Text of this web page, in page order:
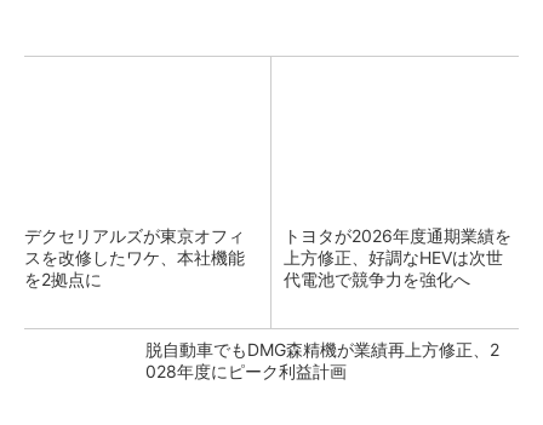
デクセリアルズが東京オフィ
スを改修したワケ、本社機能
を2拠点に
トヨタが2026年度通期業績を
上方修正、好調なHEVは次世
代電池で競争力を強化へ
脱自動車でもDMG森精機が業績再上方修正、2
028年度にピーク利益計画